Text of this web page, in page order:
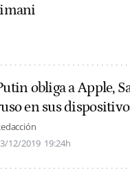
obliga a Apple,
en sus
12/2019 19:24h